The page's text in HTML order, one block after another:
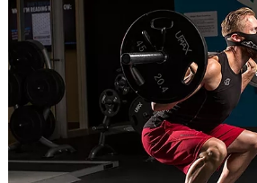
size.size.size.